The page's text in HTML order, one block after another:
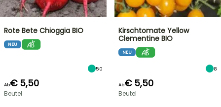
Rote Bete Chioggia BIO
NEU
50
Ab€ 5,50
Beutel
Kirschtomate Yellow
Clementine BIO
NEU
8
Ab€ 5,50
Beutel